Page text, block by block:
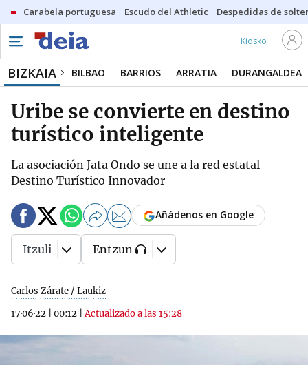
Carabela portuguesa Escudo del Athletic Despedidas de
Kiosko
BIZKAIA BILBAO BARRIOS ARRATIA DURANGALDEA
Uribe se convierte en destino
turístico inteligente
La asociación Jata Ondo se une a la red estatal
Destino Turístico Innovador
Carlos Zárate / Laukiz
17·06·22
00:12 |Actualizado a las 15:28
Añádenos en Google
Itzuli Entzun